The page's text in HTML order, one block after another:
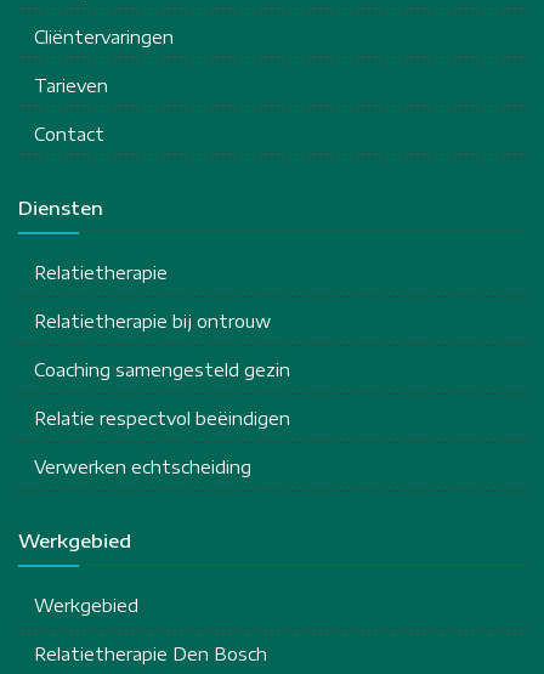
Cliëntervaringen
Tarieven
Contact
Diensten
Relatietherapie
Relatietherapie bij ontrouw
Coaching samengesteld gezin
Relatie respectvol beëindigen
Verwerken echtscheiding
Werkgebied
Werkgebied
Relatietherapie Den Bosch